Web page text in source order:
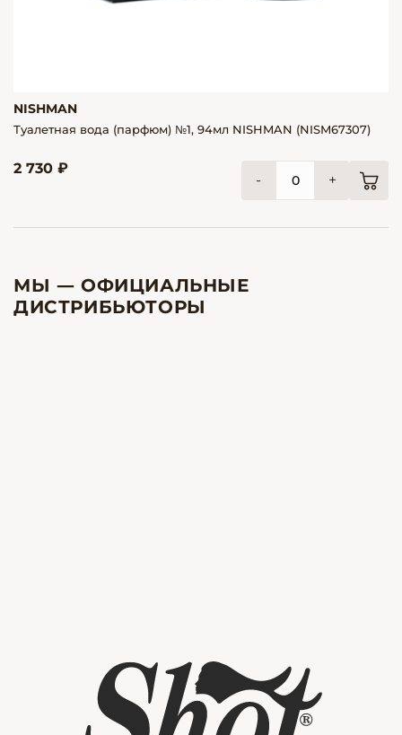
NISHMAN
Туалетная вода (парфюм) №1, 94мл NISHMAN (NISM67307)
2 730 ₽
- +
МЫ — ОФИЦИАЛЬНЫЕ
ДИСТРИБЬЮТОРЫ